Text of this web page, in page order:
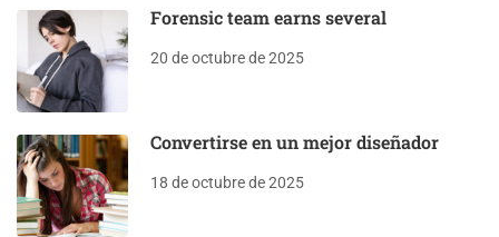
Forensic team earns several
20 de octubre de 2025
Convertirse en un mejor diseñador
18 de octubre de 2025